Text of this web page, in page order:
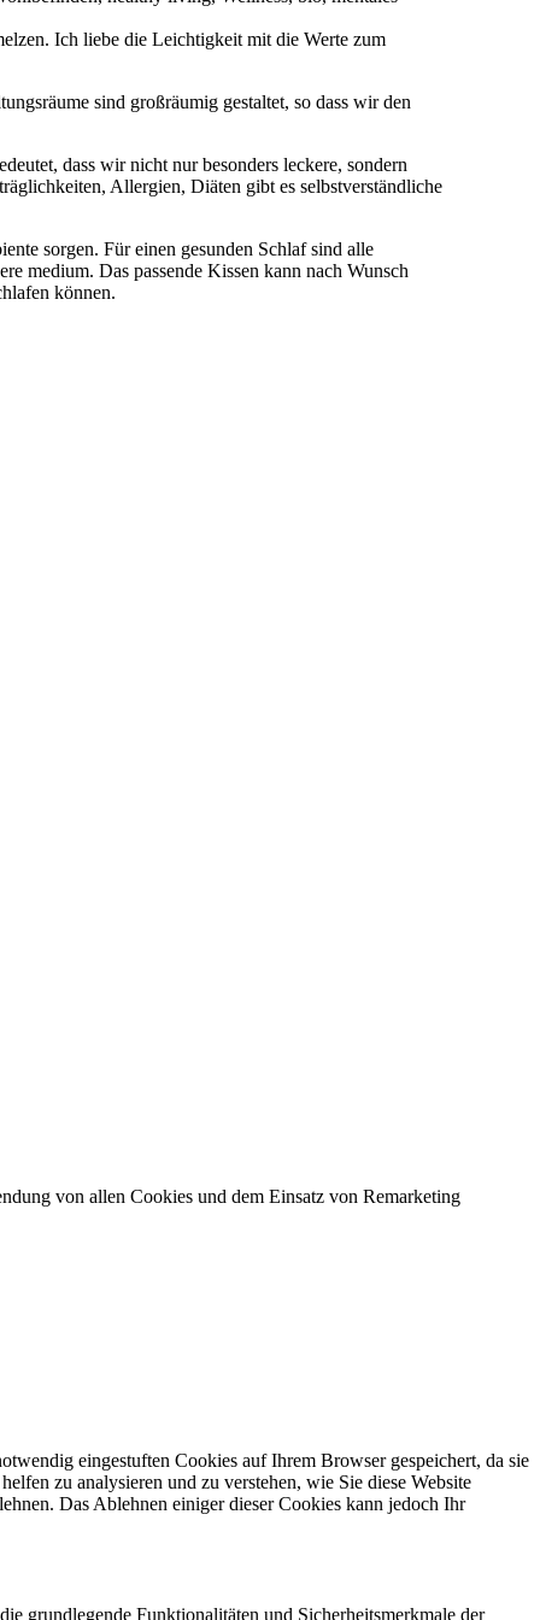
Ich liebe die Leichtigkeit mit die Werte zum
sind großräumig gestaltet, so dass wir den
dass wir nicht nur besonders leckere, sondern
Allergien, Diäten gibt es selbstverständliche
sorgen. Für einen gesunden Schlaf sind alle
medium. Das passende Kissen kann nach Wunsch
können.
von allen Cookies und dem Einsatz von Remarketing
eingestuften Cookies auf Ihrem Browser gespeichert, da sie
zu analysieren und zu verstehen, wie Sie diese Website
Das Ablehnen einiger dieser Cookies kann jedoch Ihr
grundlegende Funktionalitäten und Sicherheitsmerkmale der